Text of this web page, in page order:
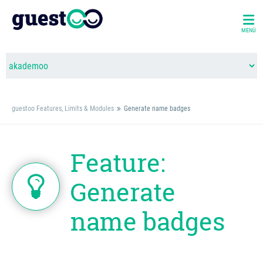
MENÜ
guestoo Features, Limits & Modules Generate name badges
Feature:
Generate
name badges